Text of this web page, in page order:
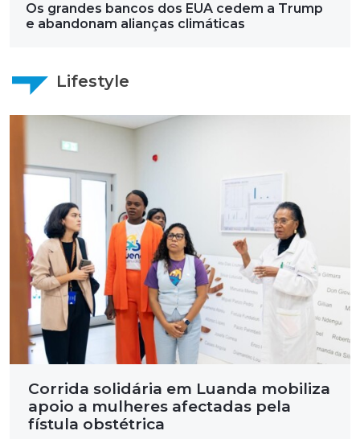
Os grandes bancos dos EUA cedem a Trump
e abandonam alianças climáticas
Lifestyle
Corrida solidária em Luanda mobiliza
apoio a mulheres afectadas pela
fístula obstétrica